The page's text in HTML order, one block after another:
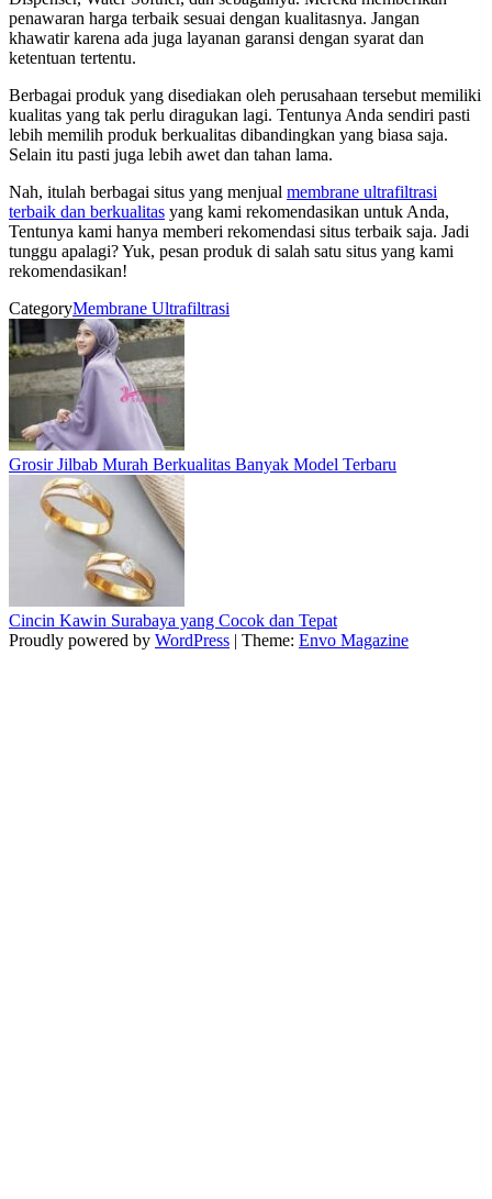
penawaran harga terbaik sesuai dengan kualitasnya. Jangan
khawatir karena ada juga layanan garansi dengan syarat dan
ketentuan tertentu.
Berbagai produk yang disediakan oleh perusahaan tersebut memiliki
kualitas yang tak perlu diragukan lagi. Tentunya Anda sendiri pasti
lebih memilih produk berkualitas dibandingkan yang biasa saja.
Selain itu pasti juga lebih awet dan tahan lama.
Nah, itulah berbagai situs yang menjual membrane ultrafiltrasi
terbaik dan berkualitas yang kami rekomendasikan untuk Anda,
Tentunya kami hanya memberi rekomendasi situs terbaik saja. Jadi
tunggu apalagi? Yuk, pesan produk di salah satu situs yang kami
rekomendasikan!
CategoryMembrane Ultrafiltrasi
Grosir Jilbab Murah Berkualitas Banyak Model Terbaru
Cincin Kawin Surabaya yang Cocok dan Tepat
Proudly powered by WordPress | Theme: Envo Magazine